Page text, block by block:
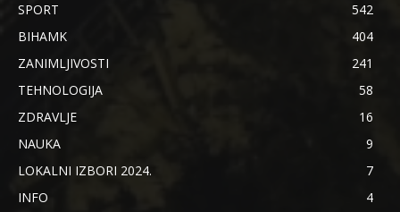
SPORT
542
BIHAMK
404
ZANIMLJIVOSTI
241
TEHNOLOGIJA
58
ZDRAVLJE
16
NAUKA
9
LOKALNI IZBORI 2024.
7
INFO
4